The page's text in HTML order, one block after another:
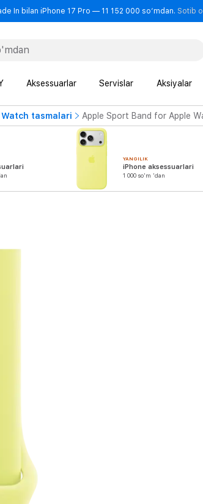
In bilan iPhone 17 Pro — 11 152 000 so‘mdan. Sotib
Aksessuarlar Servislar Aksiyalar
tasmalari Apple Sport Band for Apple
YANGILIK
iPhone aksessuarlari
1 000 so'm 'dan